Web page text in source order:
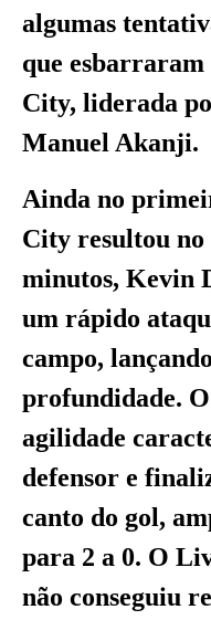
algumas
que esbarraram
City, liderada
Manuel Akanji.
Ainda no
City resultou no
minutos, Kevin
um rápido
campo,
profundidade.
agilidade
defensor e
canto do gol,
para 2 a 0. O
não conseguiu